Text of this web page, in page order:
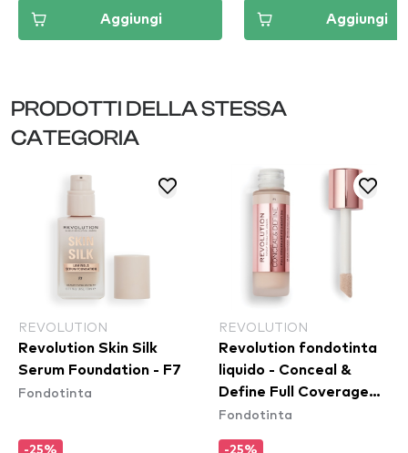
Aggiungi Aggiungi
PRODOTTI DELLA STESSA
CATEGORIA
REVOLUTION
Revolution Skin Silk
Serum Foundation - F7
Fondotinta
-25%
REVOLUTION
Revolution fondotinta
liquido - Conceal &
Define Full Coverage
Foundation - F1
Fondotinta
-25%